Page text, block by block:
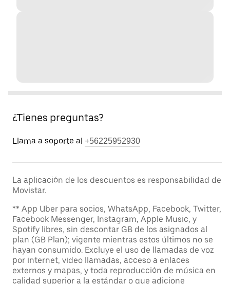
¿Tienes preguntas?
Llama a soporte al +56225952930
La aplicación de los descuentos es responsabilidad de
Movistar.
** App Uber para socios, WhatsApp, Facebook, Twitter,
Facebook Messenger, Instagram, Apple Music, y
Spotify libres, sin descontar GB de los asignados al
plan (GB Plan); vigente mientras estos últimos no se
hayan consumido. Excluye el uso de llamadas de voz
por internet, video llamadas, acceso a enlaces
externos y mapas, y toda reproducción de música en
calidad superior a la estándar o que adicione